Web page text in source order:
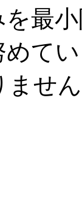
最
て
ませ